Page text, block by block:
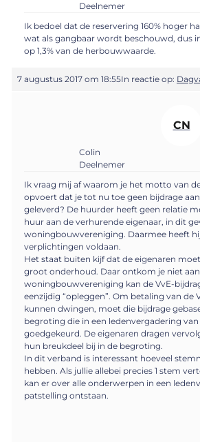
Deelnemer
Ik bedoel dat de reservering 160% hoger
wat als gangbaar wordt beschouwd, dus
op 1,3% van de herbouwwaarde.
7 augustus 2017 om 18:55In reactie op:
CN
Colin
Deelnemer
Ik vraag mij af waarom je het motto van
opvoert dat je tot nu toe geen bijdrage
geleverd? De huurder heeft geen relatie
huur aan de verhurende eigenaar, in dit
woningbouwvereniging. Daarmee heeft
verplichtingen voldaan.
Het staat buiten kijf dat de eigenaren
groot onderhoud. Daar ontkom je niet
woningbouwvereniging kan de VvE-
eenzijdig “opleggen”. Om betaling van de
kunnen dwingen, moet die bijdrage
begroting die in een ledenvergadering van
goedgekeurd. De eigenaren dragen
hun breukdeel bij in de begroting.
In dit verband is interessant hoeveel
hebben. Als jullie allebei precies 1 stem
kan er over alle onderwerpen in een
patstelling ontstaan.